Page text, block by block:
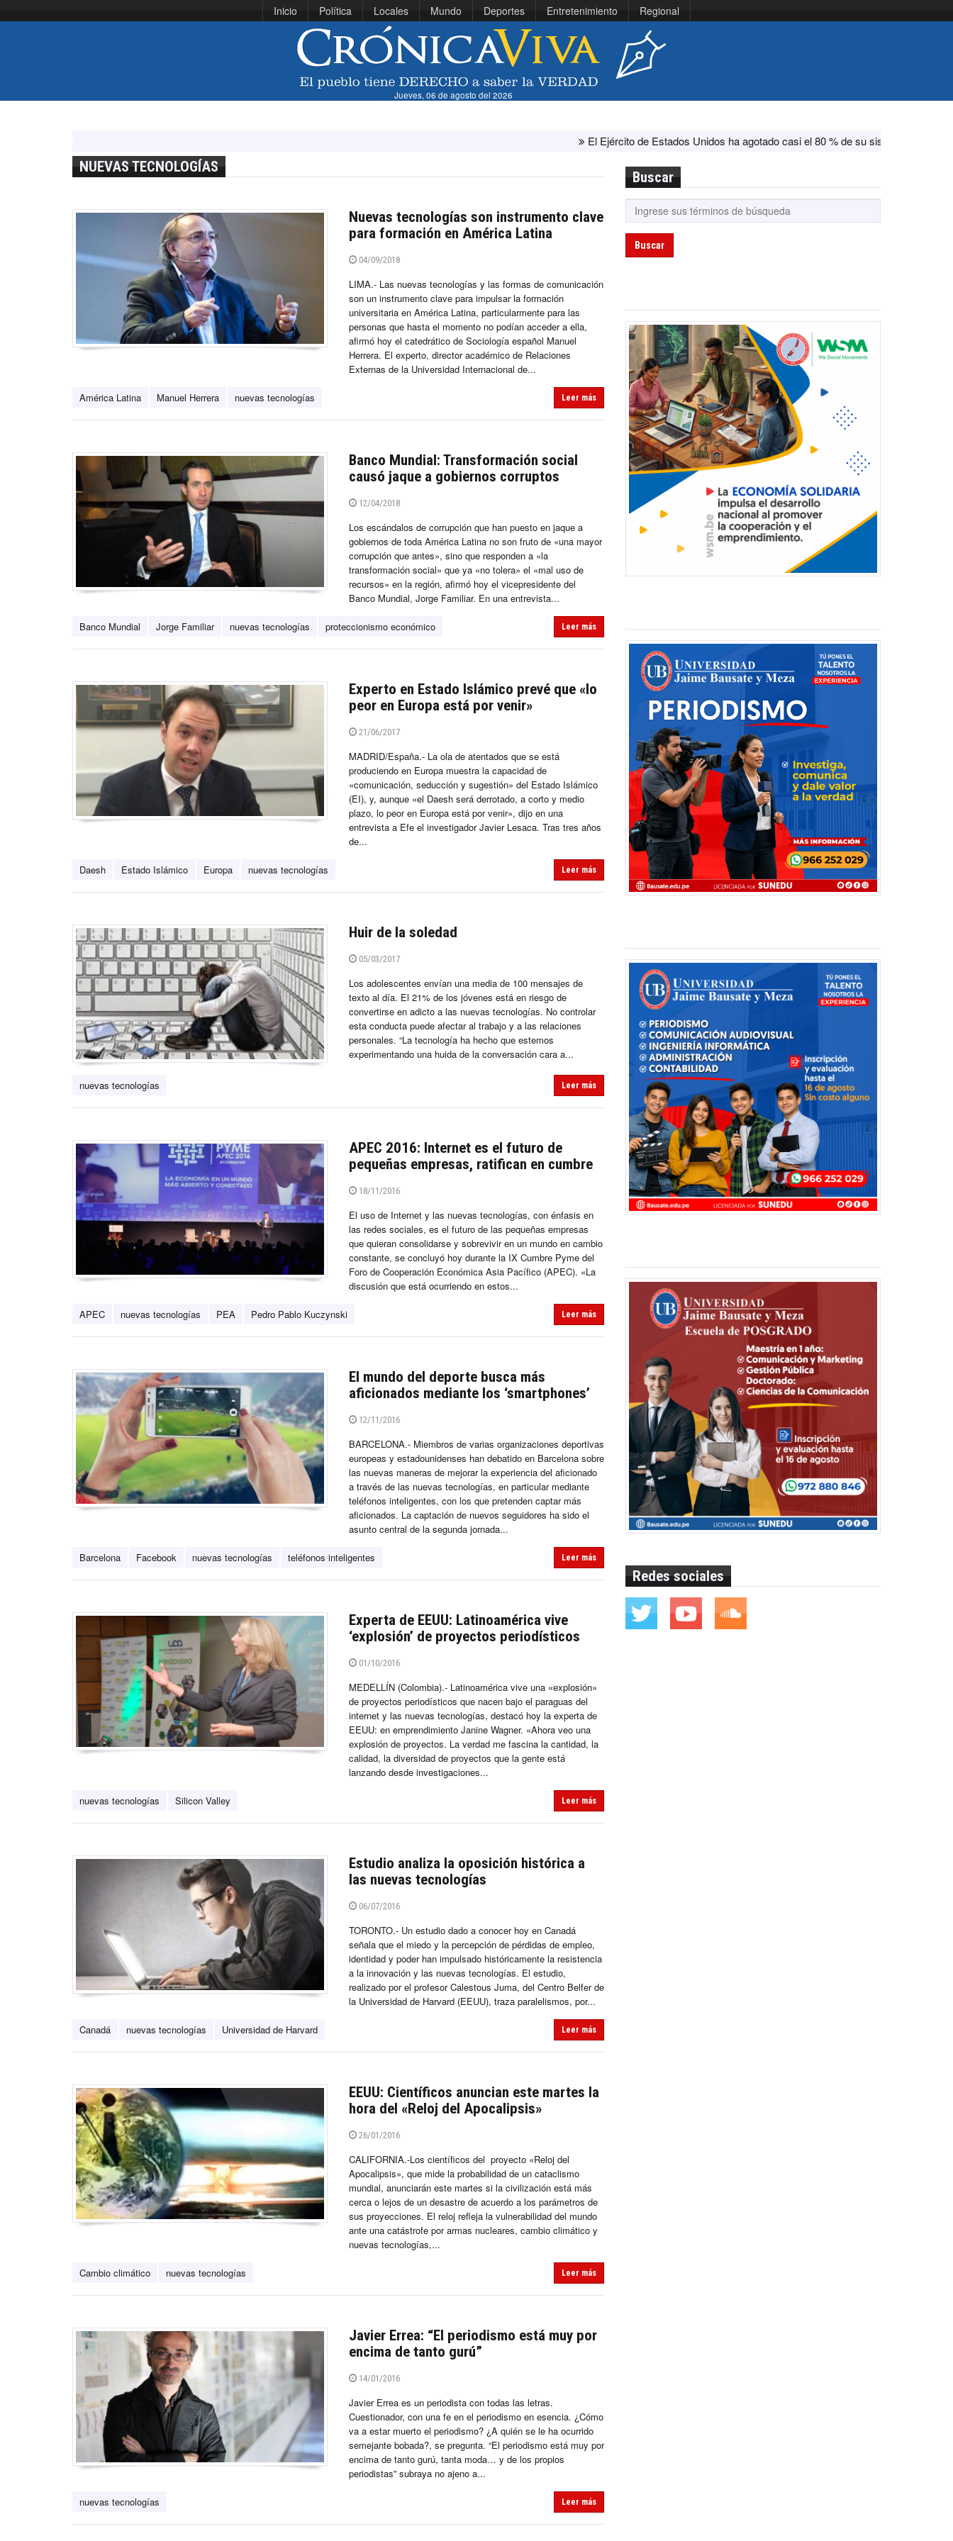
Inicio Política Locales Mundo Deportes Entretenimiento Regional
Jueves, 06 de agosto del 2026
El Ejército de Estados Unidos ha agotado casi el 80 % de su sistema antimisiles, según CNN
NUEVAS TECNOLOGÍAS
Nuevas tecnologías son instrumento clave
para formación en América Latina
04/09/2018
LIMA.- Las nuevas tecnologías y las formas de comunicación
son un instrumento clave para impulsar la formación
universitaria en América Latina, particularmente para las
personas que hasta el momento no podían acceder a ella,
afirmó hoy el catedrático de Sociología español Manuel
Herrera. El experto, director académico de Relaciones
Externas de la Universidad Internacional de...
América Latina Manuel Herrera nuevas tecnologías Leer más
Banco Mundial: Transformación social
causó jaque a gobiernos corruptos
12/04/2018
Los escándalos de corrupción que han puesto en jaque a
gobiernos de toda América Latina no son fruto de «una mayor
corrupción que antes», sino que responden a «la
transformación social» que ya «no tolera» el «mal uso de
recursos» en la región, afirmó hoy el vicepresidente del
Banco Mundial, Jorge Familiar. En una entrevista...
Banco Mundial Jorge Familiar nuevas tecnologías proteccionismo económico Leer más
Experto en Estado Islámico prevé que «lo
peor en Europa está por venir»
21/06/2017
MADRID/España.- La ola de atentados que se está
produciendo en Europa muestra la capacidad de
«comunicación, seducción y sugestión» del Estado Islámico
(EI), y, aunque «el Daesh será derrotado, a corto y medio
plazo, lo peor en Europa está por venir», dijo en una
entrevista a Efe el investigador Javier Lesaca. Tras tres años
de...
Daesh Estado Islámico Europa nuevas tecnologías Leer más
Huir de la soledad
05/03/2017
Los adolescentes envían una media de 100 mensajes de
texto al día. El 21% de los jóvenes está en riesgo de
convertirse en adicto a las nuevas tecnologías. No controlar
esta conducta puede afectar al trabajo y a las relaciones
personales. “La tecnología ha hecho que estemos
experimentando una huida de la conversación cara a...
nuevas tecnologías Leer más
APEC 2016: Internet es el futuro de
pequeñas empresas, ratifican en cumbre
18/11/2016
El uso de Internet y las nuevas tecnologías, con énfasis en
las redes sociales, es el futuro de las pequeñas empresas
que quieran consolidarse y sobrevivir en un mundo en cambio
constante, se concluyó hoy durante la IX Cumbre Pyme del
Foro de Cooperación Económica Asia Pacífico (APEC). «La
discusión que está ocurriendo en estos...
APEC nuevas tecnologías PEA Pedro Pablo Kuczynski Leer más
El mundo del deporte busca más
aficionados mediante los ‘smartphones’
12/11/2016
BARCELONA.- Miembros de varias organizaciones deportivas
europeas y estadounidenses han debatido en Barcelona sobre
las nuevas maneras de mejorar la experiencia del aficionado
a través de las nuevas tecnologías, en particular mediante
teléfonos inteligentes, con los que pretenden captar más
aficionados. La captación de nuevos seguidores ha sido el
asunto central de la segunda jornada...
Barcelona Facebook nuevas tecnologías teléfonos inteligentes Leer más
Experta de EEUU: Latinoamérica vive
‘explosión’ de proyectos periodísticos
01/10/2016
MEDELLÍN (Colombia).- Latinoamérica vive una «explosión»
de proyectos periodísticos que nacen bajo el paraguas del
internet y las nuevas tecnologías, destacó hoy la experta de
EEUU: en emprendimiento Janine Wagner. «Ahora veo una
explosión de proyectos. La verdad me fascina la cantidad, la
calidad, la diversidad de proyectos que la gente está
lanzando desde investigaciones...
nuevas tecnologías Silicon Valley Leer más
Estudio analiza la oposición histórica a
las nuevas tecnologías
06/07/2016
TORONTO.- Un estudio dado a conocer hoy en Canadá
señala que el miedo y la percepción de pérdidas de empleo,
identidad y poder han impulsado históricamente la resistencia
a la innovación y las nuevas tecnologías. El estudio,
realizado por el profesor Calestous Juma, del Centro Belfer de
la Universidad de Harvard (EEUU), traza paralelismos, por...
Canadá nuevas tecnologías Universidad de Harvard Leer más
EEUU: Científicos anuncian este martes la
hora del «Reloj del Apocalipsis»
26/01/2016
CALIFORNIA.-Los científicos del proyecto «Reloj del
Apocalipsis», que mide la probabilidad de un cataclismo
mundial, anunciarán este martes si la civilización está más
cerca o lejos de un desastre de acuerdo a los parámetros de
sus proyecciones. El reloj refleja la vulnerabilidad del mundo
ante una catástrofe por armas nucleares, cambio climático y
nuevas tecnologías,...
Cambio climático nuevas tecnologías Leer más
Javier Errea: “El periodismo está muy por
encima de tanto gurú”
14/01/2016
Javier Errea es un periodista con todas las letras.
Cuestionador, con una fe en el periodismo en esencia. ¿Cómo
va a estar muerto el periodismo? ¿A quién se le ha ocurrido
semejante bobada?, se pregunta. “El periodismo está muy por
encima de tanto gurú, tanta moda… y de los propios
periodistas” subraya no ajeno a...
nuevas tecnologías Leer más
Buscar
Buscar
Redes sociales